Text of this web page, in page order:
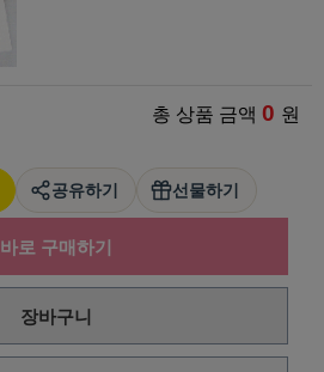
총 상품 금액 0 원
공유하기 선물하기
바로 구매하기
장바구니